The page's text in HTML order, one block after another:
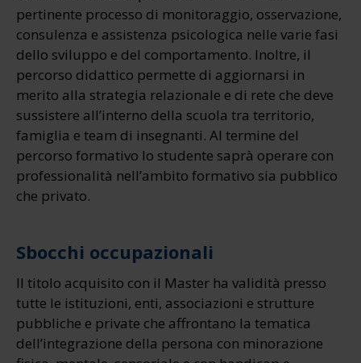
pertinente processo di monitoraggio, osservazione,
consulenza e assistenza psicologica nelle varie fasi
dello sviluppo e del comportamento. Inoltre, il
percorso didattico permette di aggiornarsi in
merito alla strategia relazionale e di rete che deve
sussistere all’interno della scuola tra territorio,
famiglia e team di insegnanti. Al termine del
percorso formativo lo studente saprà operare con
professionalità nell’ambito formativo sia pubblico
che privato.
Sbocchi occupazionali
Il titolo acquisito con il Master ha validità presso
tutte le istituzioni, enti, associazioni e strutture
pubbliche e private che affrontano la tematica
dell’integrazione della persona con minorazione